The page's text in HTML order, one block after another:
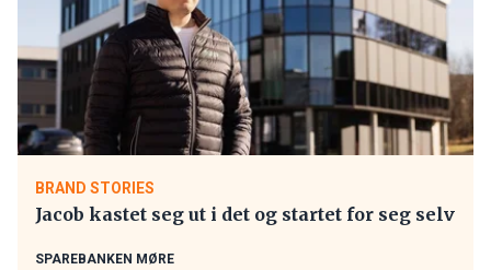
BRAND STORIES
Jacob kastet seg ut i det og startet for seg selv
SPAREBANKEN MØRE